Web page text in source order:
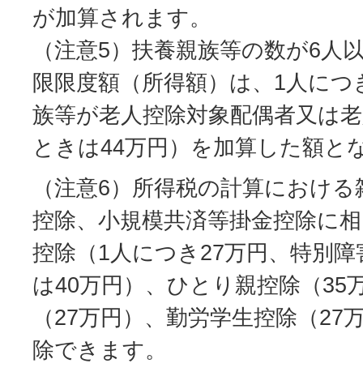
が加算されます。
（注意5）扶養親族等の数が6人
限限度額（所得額）は、1人につ
族等が老人控除対象配偶者又は
ときは44万円）を加算した額と
（注意6）所得税の計算におけ
控除、小規模共済等掛金控除に
控除（1人につき27万円、特別
は40万円）、ひとり親控除（35
（27万円）、勤労学生控除（27
除できます。